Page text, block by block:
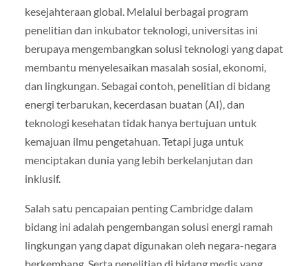
kesejahteraan global. Melalui berbagai program
penelitian dan inkubator teknologi, universitas ini
berupaya mengembangkan solusi teknologi yang dapat
membantu menyelesaikan masalah sosial, ekonomi,
dan lingkungan. Sebagai contoh, penelitian di bidang
energi terbarukan, kecerdasan buatan (AI), dan
teknologi kesehatan tidak hanya bertujuan untuk
kemajuan ilmu pengetahuan. Tetapi juga untuk
menciptakan dunia yang lebih berkelanjutan dan
inklusif.
Salah satu pencapaian penting Cambridge dalam
bidang ini adalah pengembangan solusi energi ramah
lingkungan yang dapat digunakan oleh negara-negara